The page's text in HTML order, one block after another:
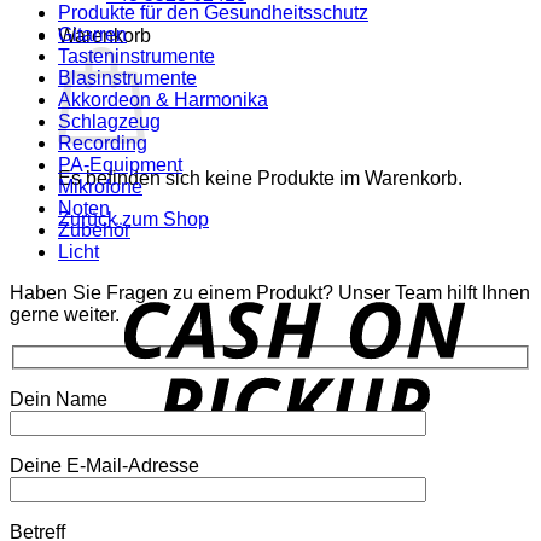
Warenkorb
Es befinden sich keine Produkte im Warenkorb.
Zurück zum Shop
Produkte für den Gesundheitsschutz
Gitarren
Tasteninstrumente
Blasinstrumente
Akkordeon & Harmonika
Schlagzeug
Recording
PA-Equipment
Mikrofone
Noten
Zubehör
Licht
Haben Sie Fragen zu einem Produkt? Unser Team hilft Ihnen
gerne weiter.
Dein Name
Deine E-Mail-Adresse
Betreff